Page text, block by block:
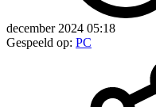
december 2024 05:18
Gespeeld op: PC